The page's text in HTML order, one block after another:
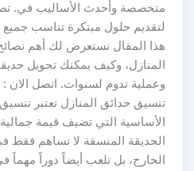
متخصصة وأحدث الأساليب في.
لتقديم حلول مبتكرة تناسب
هذا المقال نستعرض لك أهم
المنازل، وكيف يمكنك تحويل
تنسيق حدائق المنازل تعتبر
الأساسية التي تضيف قيمة
الحديقة المنسقة لا تساهم
الخارج، بل تلعب أيضاً دوراً مهماً